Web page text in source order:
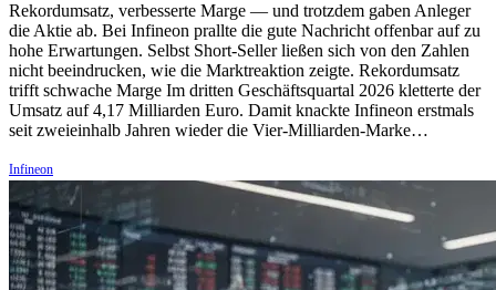
Rekordumsatz, verbesserte Marge — und trotzdem gaben Anleger
die Aktie ab. Bei Infineon prallte die gute Nachricht offenbar auf zu
hohe Erwartungen. Selbst Short-Seller ließen sich von den Zahlen
nicht beeindrucken, wie die Marktreaktion zeigte. Rekordumsatz
trifft schwache Marge Im dritten Geschäftsquartal 2026 kletterte der
Umsatz auf 4,17 Milliarden Euro. Damit knackte Infineon erstmals
seit zweieinhalb Jahren wieder die Vier-Milliarden-Marke…
Infineon